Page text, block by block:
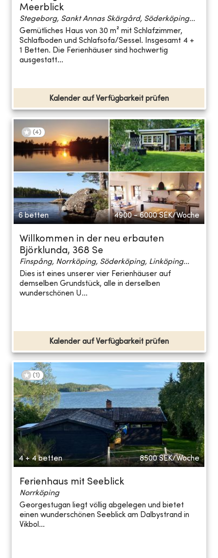
Meerblick
Stegeborg, Sankt Annas Skärgård, Söderköping...
Gemütliches Haus von 30 m² mit Schlafzimmer,
Schlafboden und Schlafsofa/Sessel. Insgesamt 4 +
1 Betten. Die Ferienhäuser sind hochwertig
ausgestatt...
Kalender auf Verfügbarkeit prüfen
(4)
6 betten 4900 - 6000 SEK/Woche
Willkommen in der neu erbauten
Björklunda, 368 Se
Finspång, Norrköping, Söderköping, Linköping...
Dies ist eines unserer vier Ferienhäuser auf
demselben Grundstück, alle in derselben
wunderschönen U...
Kalender auf Verfügbarkeit prüfen
(1 )
4 + 4 betten 8500 SEK/Woche
Ferienhaus mit Seeblick
Norrköping
Georgestugan liegt völlig abgelegen und bietet
einen wunderschönen Seeblick am Dalbystrand in
Vikbol...